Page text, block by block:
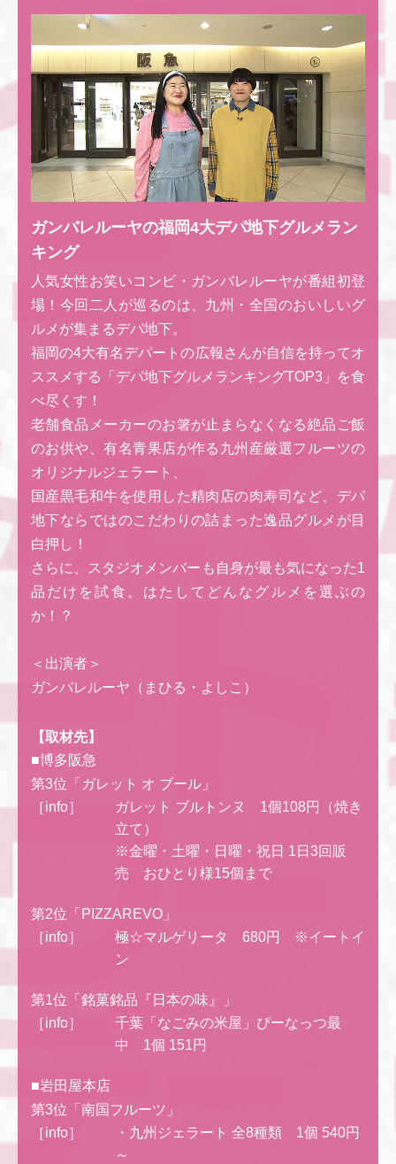
ガンバレルーヤの福岡4大デパ地下グルメラン
キング
人気女性お笑いコンビ・ガンバレルーヤが番組初登
場！今回二人が巡るのは、九州・全国のおいしいグ
ルメが集まるデパ地下。
福岡の4大有名デパートの広報さんが自信を持ってオ
ススメする「デパ地下グルメランキングTOP3」を食
べ尽くす！
老舗食品メーカーのお箸が止まらなくなる絶品ご飯
のお供や、有名青果店が作る九州産厳選フルーツの
オリジナルジェラート、
国産黒毛和牛を使用した精肉店の肉寿司など、デパ
地下ならではのこだわりの詰まった逸品グルメが目
白押し！
さらに、スタジオメンバーも自身が最も気になった1
品だけを試食。はたしてどんなグルメを選ぶの
か！？
＜出演者＞
ガンバレルーヤ（まひる・よしこ）
【取材先】
■博多阪急
第3位「ガレット オ ブール」
［info］
ガレット ブルトンヌ 1個108円（焼き
立て）
※金曜・土曜・日曜・祝日 1日3回販
売 おひとり様15個まで
第2位「PIZZAREVO」
［info］
極☆マルゲリータ 680円 ※イートイ
ン
第1位「銘菓銘品『日本の味』」
［info］
千葉「なごみの米屋」ぴーなっつ最
中 1個 151円
■岩田屋本店
第3位「南国フルーツ」
［info］
・九州ジェラート 全8種類 1個 540円
～